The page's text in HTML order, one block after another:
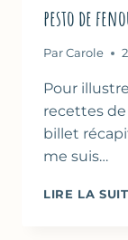
pesto de
Par Carole
Pour
recettes
billet
me suis…
LIRE LA